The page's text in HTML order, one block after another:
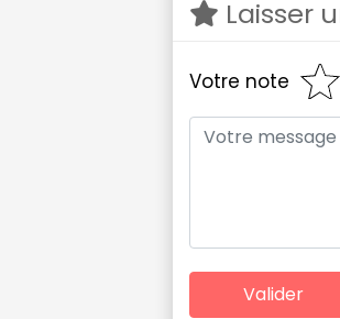
Laisser
Votre note